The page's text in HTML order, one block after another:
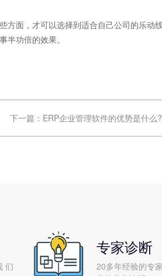
面，才可以选择到适合自己公司的乐动
功倍的效果。
下一篇： ERP企业管理软件的优势是什么?
们
专家诊断
20多年经验的专